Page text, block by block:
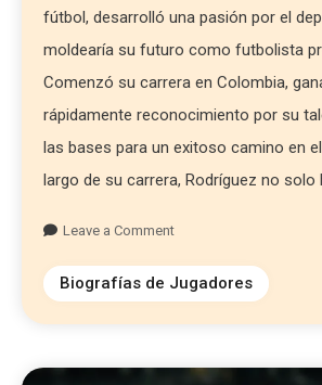
fútbol, desarrolló una pasión por el
moldearía su futuro como futbolista
Comenzó su carrera en Colombia,
rápidamente reconocimiento por su
las bases para un exitoso camino en
largo de su carrera, Rodríguez no solo
Leave a Comment
Biografías de Jugadores